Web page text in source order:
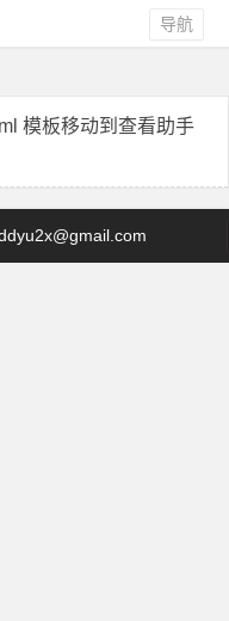
导航
模板移动到查看助手